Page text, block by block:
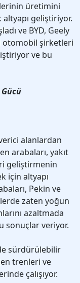
üretimini
altyapı geliştiriyor.
ve BYD, Geely
otomobil şirketleri
ve bu
alanlardan
arabaları, yakıt
geliştirmenin
için altyapı
Pekin ve
zaten yoğun
azaltmada
sonuçlar veriyor.
sürdürülebilir
trenleri ve
çalışıyor.